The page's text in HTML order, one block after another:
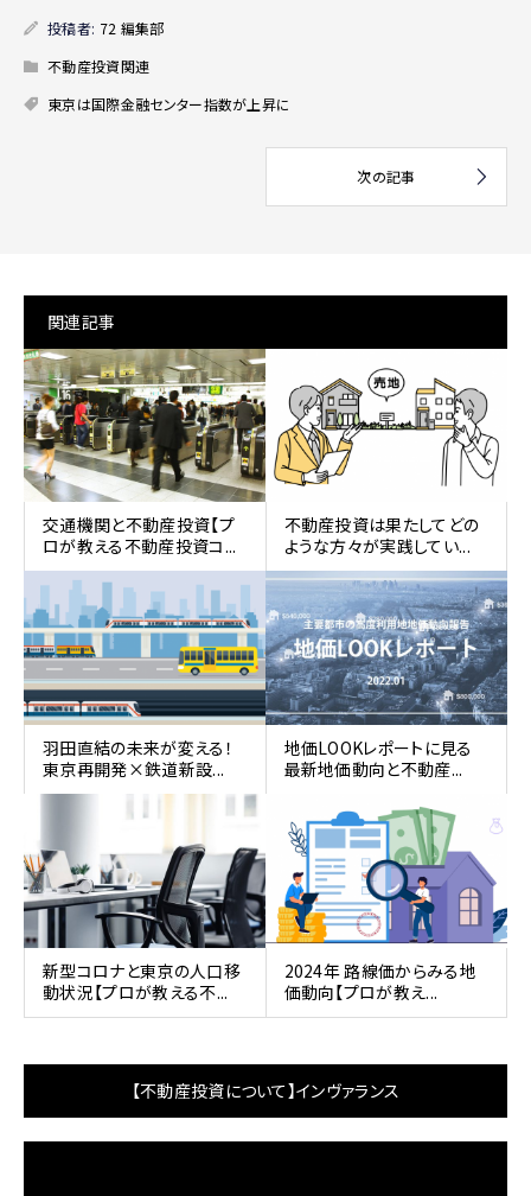
投稿者: 72 編集部
不動産投資関連
東京は国際金融センター指数が上昇に
関連記事
交通機関と不動産投資【プ
ロが教える不動産投資コ...
不動産投資は果たしてどの
ような方々が実践してい...
羽田直結の未来が変える！
東京再開発×鉄道新設...
地価LOOKレポートに見る
最新地価動向と不動産...
新型コロナと東京の人口移
動状況【プロが教える不...
2024年 路線価からみる地
価動向【プロが教え...
【不動産投資について】インヴァランス